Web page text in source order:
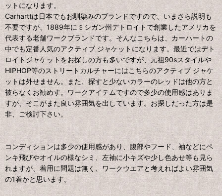
ットになります。
Carharttは日本でもお馴染みのブランドですので、いまさら説明も
不要ですが、1889年にミシガン州デトロイトで創業したアメリカを
代表する老舗ワークブランドです。そんなこちらは、カーハートの
中でも定番人気のアクティブ ジャケットになります。最近ではデト
ロイトジャケットをお探しの方も多いですが、元祖90sスタイルや
HIPHOP等のストリートカルチャーにはこちらのアクティブ ジャケ
ットは外せません。また、探すと少ないカラーのレッドは他の方と
被らなくお勧めす。ワークアイテムですので多少の使用感はありま
すが、そこがまた良い雰囲気を出しています。お探しだった方は是
非、ご検討下さい。
コンディションは多少の使用感があり、腹部やフード、袖などにペ
ンキ飛びやオイルの様なシミ、左袖に小キズや少し色あせ等も見ら
れますが、着用に問題は無く、ワークウエアと考えればよい雰囲気
の1着かと思います。